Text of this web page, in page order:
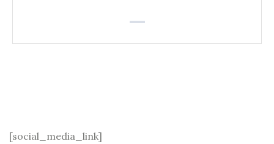
[social_media_link]